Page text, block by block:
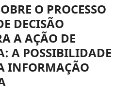
O PROCESSO
DECISÃO
A AÇÃO DE
A POSSIBILIDADE
INFORMAÇÃO